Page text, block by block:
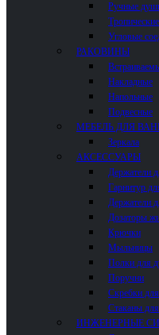
Ручные
Угловые
РАКОВИНЫ
Накладные
Напольные
Подвесные
МЕБЕЛЬ ДЛЯ
Зеркала
АКСЕССУАРЫ
Держатели
Гарнитур
Держатели
Дозаторы
Крючки
Мыльницы
Полки для
Поручни
Скребки
Стаканы
ИНЖЕНЕРНЫЕ